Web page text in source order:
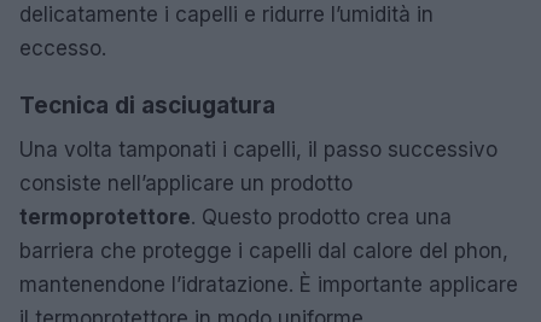
delicatamente i capelli e ridurre l’umidità in
eccesso.
Tecnica di asciugatura
Una volta tamponati i capelli, il passo successivo
consiste nell’applicare un prodotto
termoprotettore. Questo prodotto crea una
barriera che protegge i capelli dal calore del phon,
mantenendone l’idratazione. È importante applicare